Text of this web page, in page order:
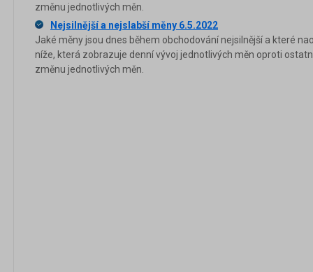
změnu jednotlivých měn.
Nejsilnější a nejslabší měny 6.5.2022
Jaké měny jsou dnes během obchodování nejsilnější a které
níže, která zobrazuje denní vývoj jednotlivých měn oproti
změnu jednotlivých měn.